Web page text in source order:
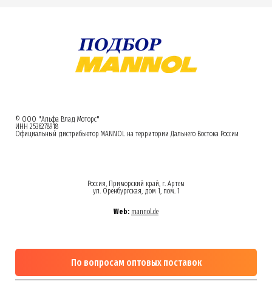
© ООО "Альфа Влад Моторс"
ИНН 2536278918
Официальный дистрибьютор MANNOL на территории Дальнего Востока России
Россия, Приморский край, г. Артем
ул. Оренбургская, дом 1, пом. 1
Web: mannol.de
По вопросам оптовых поставок